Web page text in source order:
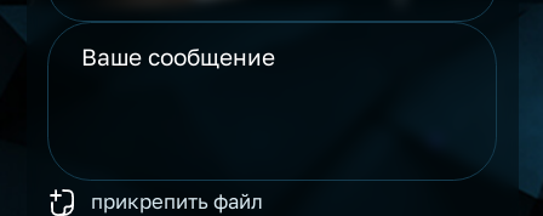
прикрепить файл